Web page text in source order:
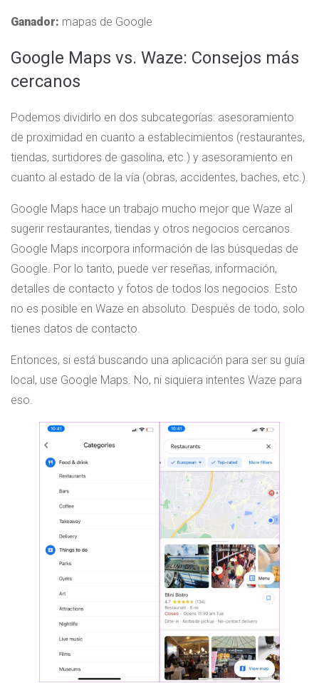
Ganador: mapas de Google
Google Maps vs. Waze: Consejos más
cercanos
Podemos dividirlo en dos subcategorías: asesoramiento
de proximidad en cuanto a establecimientos (restaurantes,
tiendas, surtidores de gasolina, etc.) y asesoramiento en
cuanto al estado de la vía (obras, accidentes, baches, etc.).
Google Maps hace un trabajo mucho mejor que Waze al
sugerir restaurantes, tiendas y otros negocios cercanos.
Google Maps incorpora información de las búsquedas de
Google. Por lo tanto, puede ver reseñas, información,
detalles de contacto y fotos de todos los negocios. Esto
no es posible en Waze en absoluto. Después de todo, solo
tienes datos de contacto.
Entonces, si está buscando una aplicación para ser su guía
local, use Google Maps. No, ni siquiera intentes Waze para
eso.